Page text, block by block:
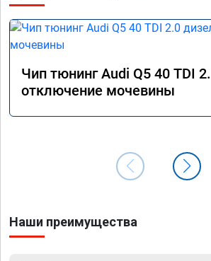
Чип тюнинг Audi Q5 40 TDI
отключение мочевины
Наши преимущества